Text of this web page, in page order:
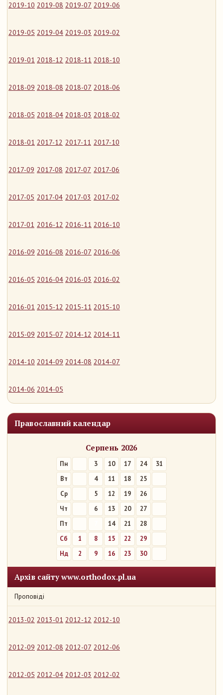
2019-10 2019-08 2019-07 2019-06
2019-05 2019-04 2019-03 2019-02
2019-01 2018-12 2018-11 2018-10
2018-09 2018-08 2018-07 2018-06
2018-05 2018-04 2018-03 2018-02
2018-01 2017-12 2017-11 2017-10
2017-09 2017-08 2017-07 2017-06
2017-05 2017-04 2017-03 2017-02
2017-01 2016-12 2016-11 2016-10
2016-09 2016-08 2016-07 2016-06
2016-05 2016-04 2016-03 2016-02
2016-01 2015-12 2015-11 2015-10
2015-09 2015-07 2014-12 2014-11
2014-10 2014-09 2014-08 2014-07
2014-06 2014-05
Православний календар
Серпень 2026
Пн 3 10 17 24
31
Вт
4 11 18
25
Ср
5 12 19
26
Чт
6 13 20
27
Пт
14 21
28
Сб
1 8 15 22
29
Нд
2 9 16 23 30
Архів сайту www.orthodox.pl.ua
Проповіді
2013-02 2013-01 2012-12 2012-10
2012-09 2012-08 2012-07 2012-06
2012-05 2012-04 2012-03 2012-02